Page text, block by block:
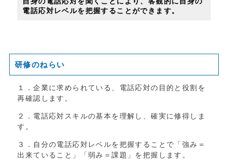
電話応対レベルを把握することができます。
研修のねらい
１．企業に求められている、電話応対の目的と役割を
再確認します。
２．電話応対スキルの基本を理解し、確実に修得しま
す。
３．自分の電話応対レベルを把握することで「強み＝
出来ていること」「弱み＝課題」を把握します。